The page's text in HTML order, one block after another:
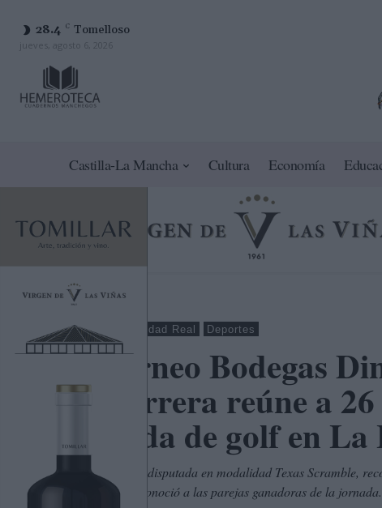
28.4 C Tomelloso
jueves, agosto 6, 2026
Castilla-La Mancha Cultura Economía
Tomelloso Ciudad Real Deportes
El Torneo Bodegas
Guijarrera reúne a
jornada de golf en
La competición, disputada en modalidad Texas Scramble,
del torneo, y reconoció a las parejas ganadoras de la jornada.